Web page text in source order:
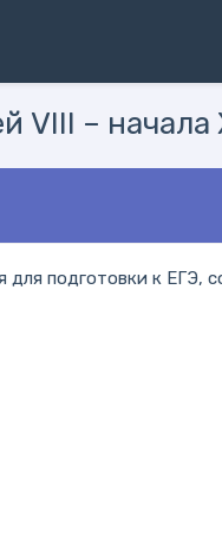
VIII –
подготовки к ЕГЭ,